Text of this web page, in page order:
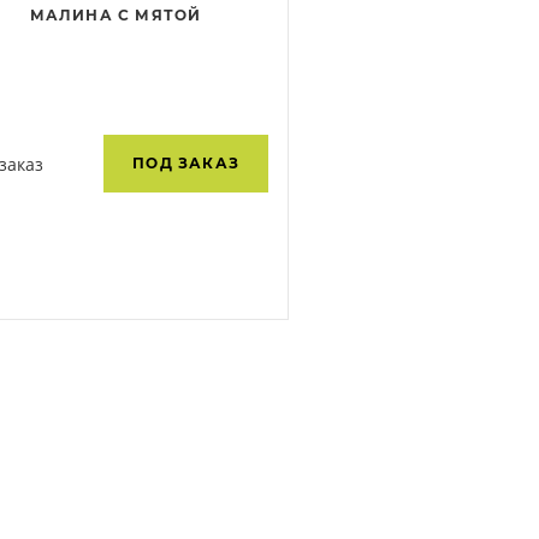
МАЛИНА С МЯТОЙ
ПОД ЗАКАЗ